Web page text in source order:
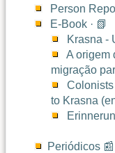
Person
E-Book · 📗
Krasna -
A origem
migração
to Krasna
Periódicos 📰